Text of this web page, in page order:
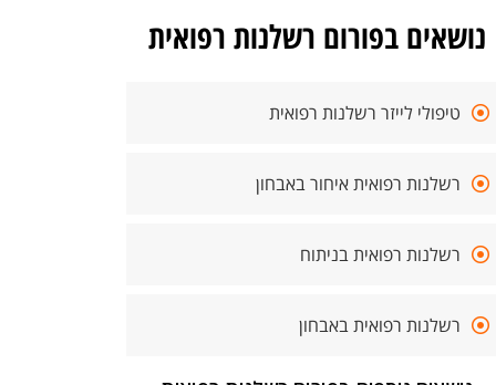
נושאים בפורום רשלנות רפואית
טיפולי לייזר רשלנות רפואית
רשלנות רפואית איחור באבחון
רשלנות רפואית בניתוח
רשלנות רפואית באבחון